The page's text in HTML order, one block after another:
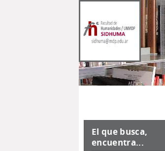
El que busca,
encuentra...